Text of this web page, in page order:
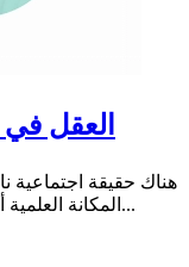
العقل
هناك حقيقة اجتماعية
المكانة العلمية أو المهنية، ومهما أحاط نفسه بهالة من الوقار...